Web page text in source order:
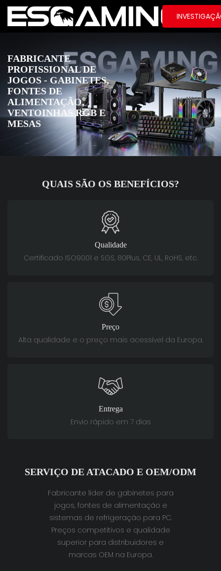
FABRICANTE
PROFISSIONAL DE
JOGOS - GABINETES,
FONTES DE
ALIMENTAÇÃO,
VENTOINHAS RGB E
MESAS
QUAIS SÃO OS BENEFÍCIOS?
Qualidade
Certificado ISO9001 e SGS, 80Plus, CE, UL, RoHS, etc.
Preço
Alta qualidade e o preço mais acessível da Europa.
Entrega
Envio rápido em 7 dias
SERVIÇO DE ATACADO E OEM/ODM
Fabricante líder de gabinetes para
jogos, fontes de alimentação e
sistemas de refrigeração para PC.
Preços competitivos e qualidade
superior para distribuidores e
marcas OEM na Europa.